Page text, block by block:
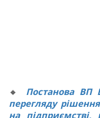
🔸 Постанова ВП
перегляду
на